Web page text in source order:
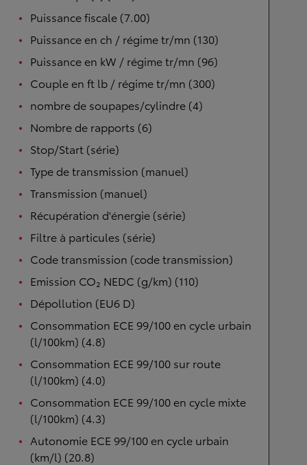
Puissance fiscale (7.00)
Puissance en ch / régime tr/mn (130)
Puissance en kW / régime tr/mn (96)
Couple en ft lb / régime tr/mn (300)
nombre de soupapes/cylindre (4)
Nombre de rapports (6)
Stop/Start (série)
Type de transmission (manuel)
Transmission (manuel)
Récupération d'énergie (série)
Filtre à particules (série)
Code transmission (code transmission)
Emission CO₂ NEDC (g/km) (110)
Dépollution (EU6 D)
Consommation ECE 99/100 en cycle urbain
(l/100km) (4.8)
Consommation ECE 99/100 sur route
(l/100km) (4.0)
Consommation ECE 99/100 en cycle mixte
(l/100km) (4.3)
Autonomie ECE 99/100 en cycle urbain
(km/l) (20.8)